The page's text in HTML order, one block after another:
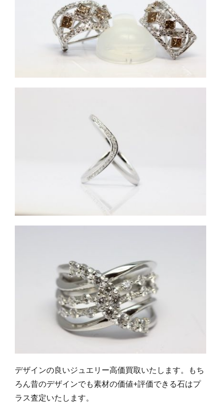
デザインの良いジュエリー高価買取いたします。もち
ろん昔のデザインでも素材の価値+評価できる石はプ
ラス査定いたします。